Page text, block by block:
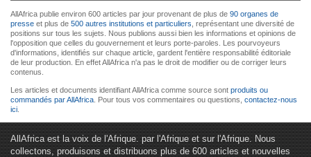
AllAfrica publie environ 600 articles par jour provenant de plus de 90 organes de
presse et plus de 500 autres institutions et particuliers , représentant une diversité de
positions sur tous les sujets. Nous publions aussi bien les informations et opinions de
l'opposition que celles du gouvernement et leurs porte-paroles. Les pourvoyeurs
d'informations, identifiés sur chaque article, gardent l'entière responsabilité éditoriale
de leur production. En effet AllAfrica n'a pas le droit de modifier ou de corriger leurs
contenus.
Les articles et documents identifiant AllAfrica comme source sont produits ou
commandés par AllAfrica . Pour tous vos commentaires ou questions, contactez-nous
ici
AllAfrica est la voix de l'Afrique. par l'Afrique et sur l'Afrique. Nous
collectons, produisons et distribuons plus de 600 articles et nouvelles